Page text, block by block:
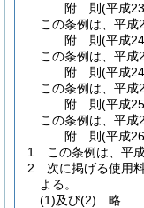
附 則(平成
この条例は、平成
附 則(平成
この条例は、平成
附 則(平成
この条例は、平成
附 則(平成
この条例は、平成
附 則(平成
1
この条例は、平
2
次に掲げる使用
よる。
(1)及び(2)
略